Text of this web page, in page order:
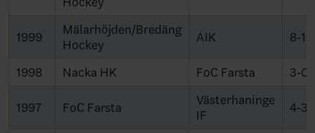
1999
Mälarhöjden/Bredäng
Hockey
AIK 8-1
1998 Nacka HK FoC Farsta 3-0
1997 FoC Farsta
Västerhaninge
IF
4-3